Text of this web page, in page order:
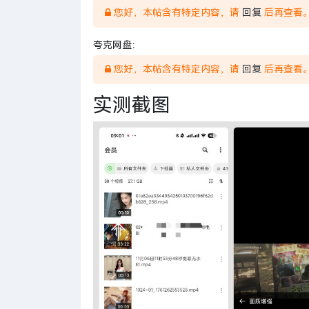
您好，本帖含有特定内容，请 回复 后再查看
夸克网盘：
您好，本帖含有特定内容，请 回复 后再查看
实测截图